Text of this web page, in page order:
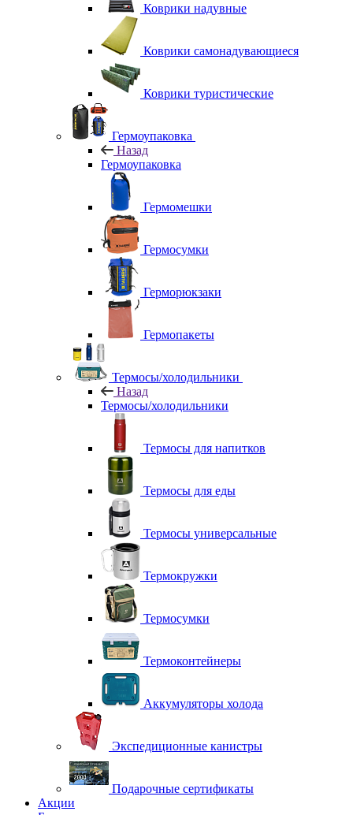
Коврики надувные
Коврики самонадувающиеся
Коврики туристические
Гермоупаковка
Назад
Гермоупаковка
Гермомешки
Гермосумки
Герморюкзаки
Гермопакеты
Термосы/холодильники
Назад
Термосы/холодильники
Термосы для напитков
Термосы для еды
Термосы универсальные
Термокружки
Термосумки
Термоконтейнеры
Аккумуляторы холода
Экспедиционные канистры
Подарочные сертификаты
Акции